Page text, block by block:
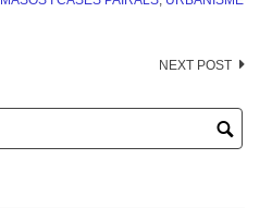
NEXT POST